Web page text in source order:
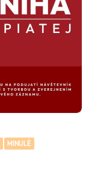
MINULÉ